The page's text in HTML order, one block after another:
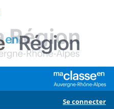
Se connecter